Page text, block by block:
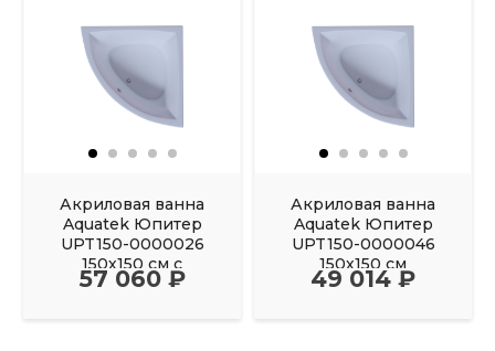
Акриловая ванна
Aquatek Юпитер
UPT150-0000026
150х150 см с
фронтальным
57 060 ₽
Акриловая ванна
Aquatek Юпитер
UPT150-0000046
150х150 см
49 014 ₽